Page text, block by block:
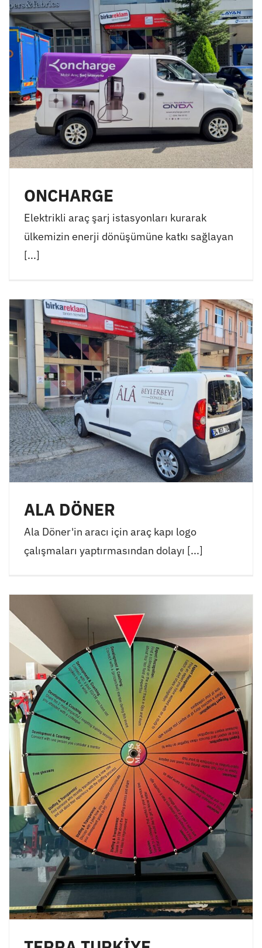
ONCHARGE
Elektrikli araç şarj istasyonları kurarak
ülkemizin enerji dönüşümüne katkı sağlayan
[...]
ALA DÖNER
Ala Döner'in aracı için araç kapı logo
çalışmaları yaptırmasından dolayı [...]